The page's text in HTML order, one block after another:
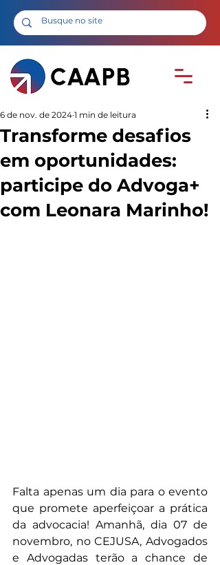
Transforme desafios
em oportunidades:
participe do Advoga+
com Leonara Marinho!
6 de nov. de 2024 1 min de leitura
Falta apenas um dia para o evento
que promete aperfeiçoar a prática
da advocacia! Amanhã, dia 07 de
novembro, no CEJUSA, Advogados
e Advogadas terão a chance de